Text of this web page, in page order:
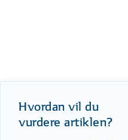
Hvordan vil du
vurdere artiklen?